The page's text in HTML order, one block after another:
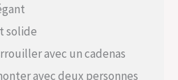
solide
avec un cadenas
avec deux personnes